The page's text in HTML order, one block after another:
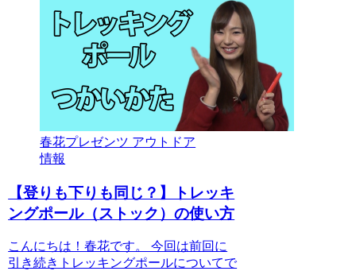
春花プレゼンツ アウトドア
情報
【登りも下りも同じ？】トレッキ
ングポール（ストック）の使い方
こんにちは！春花です。 今回は前回に
引き続きトレッキングポールについてで